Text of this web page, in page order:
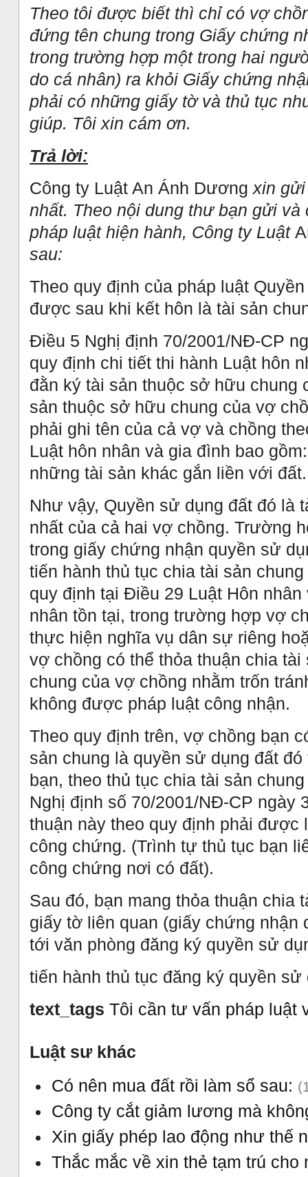
Theo tôi được biết thì chỉ có vợ
đứng tên chung trong Giấy chứng
trong trường hợp một trong hai
do cá nhân) ra khỏi Giấy chứng
phải có những giấy tờ và thủ tục
giúp. Tôi xin cám ơn.
Trả lời:
Công ty Luật An Ánh Dương xin gửi
nhất. Theo nội dung thư bạn gửi
pháp luật hiện hành, Công ty Luật
sau:
Theo quy định của pháp luật
được sau khi kết hôn là tài sản
Điều 5 Nghị định 70/2001/NĐ-CP
quy định chi tiết thi hành Luật hôn
đằn ký tài sản thuộc sở hữu chung
sản thuộc sở hữu chung của vợ
phải ghi tên của cả vợ và chồng
Luật hôn nhân và gia đình bao
những tài sản khác gắn liền với đất.
Như vậy, Quyền sử dụng đất đó là
nhất của cả hai vợ chồng. Trường
trong giấy chứng nhận quyền sử
tiến hành thủ tục chia tài sản
quy định tại Điều 29 Luật Hôn
nhân tồn tại, trong trường hợp vợ
thực hiện nghĩa vụ dân sự riêng
vợ chồng có thể thỏa thuận chia
chung của vợ chồng nhằm trốn
không được pháp luật công nhận.
Theo quy định trên, vợ chồng bạn
sản chung là quyền sử dụng đất
bạn, theo thủ tục chia tài sản
Nghị định số 70/2001/NĐ-CP ngày
thuận này theo quy định phải được
công chứng. (Trình tự thủ tục bạn
công chứng nơi có đất).
Sau đó, bạn mang thỏa thuận chia
giấy tờ liên quan (giấy chứng
tới văn phòng đăng ký quyền sử
tiến hành thủ tục đăng ký quyền
text_tags Tôi cần tư vấn pháp luật
Luật sư khác
Có nên mua đất rồi làm sổ sau:
Công ty cắt giảm lương mà
Xin giấy phép lao động như thế
Thắc mắc về xin thẻ tạm trú